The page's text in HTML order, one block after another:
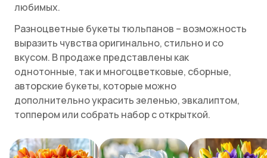
любимых.
Разноцветные букеты тюльпанов – возможность
выразить чувства оригинально, стильно и со
вкусом. В продаже представлены как
однотонные, так и многоцветковые, сборные,
авторские букеты, которые можно
дополнительно украсить зеленью, эвкалиптом,
топпером или собрать набор с открыткой.
розами, анемонами, ирисами, амариллисом,